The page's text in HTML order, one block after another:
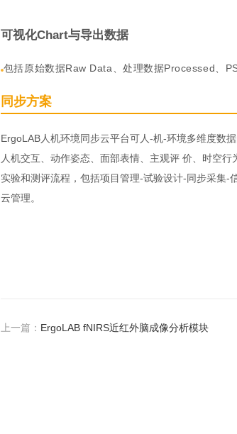
可视化Chart与导出数据
包括原始数据Raw Data、处理数据Processed、
同步方案
ErgoLAB人机环境同步云平台可人-机-环境多维度数
人机交互、动作姿态、面部表情、主观评 价、时空
实验和测评流程，包括项目管理-试验设计-同步采集
云管理。
上一篇： ErgoLAB fNIRS近红外脑成像分析模块